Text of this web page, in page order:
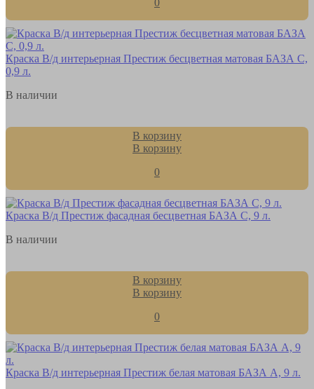
Краска В/д интерьерная Престиж бесцветная матовая БАЗА С,
0,9 л.
В наличии
В корзину
В корзину
0
Краска В/д Престиж фасадная бесцветная БАЗА С, 9 л.
В наличии
В корзину
В корзину
0
Краска В/д интерьерная Престиж белая матовая БАЗА А, 9 л.